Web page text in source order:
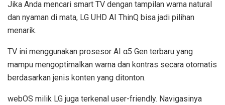
Jika Anda mencari smart TV dengan tampilan warna natural
dan nyaman di mata, LG UHD AI ThinQ bisa jadi pilihan
menarik.
TV ini menggunakan prosesor AI α5 Gen terbaru yang
mampu mengoptimalkan warna dan kontras secara otomatis
berdasarkan jenis konten yang ditonton.
webOS milik LG juga terkenal user-friendly. Navigasinya